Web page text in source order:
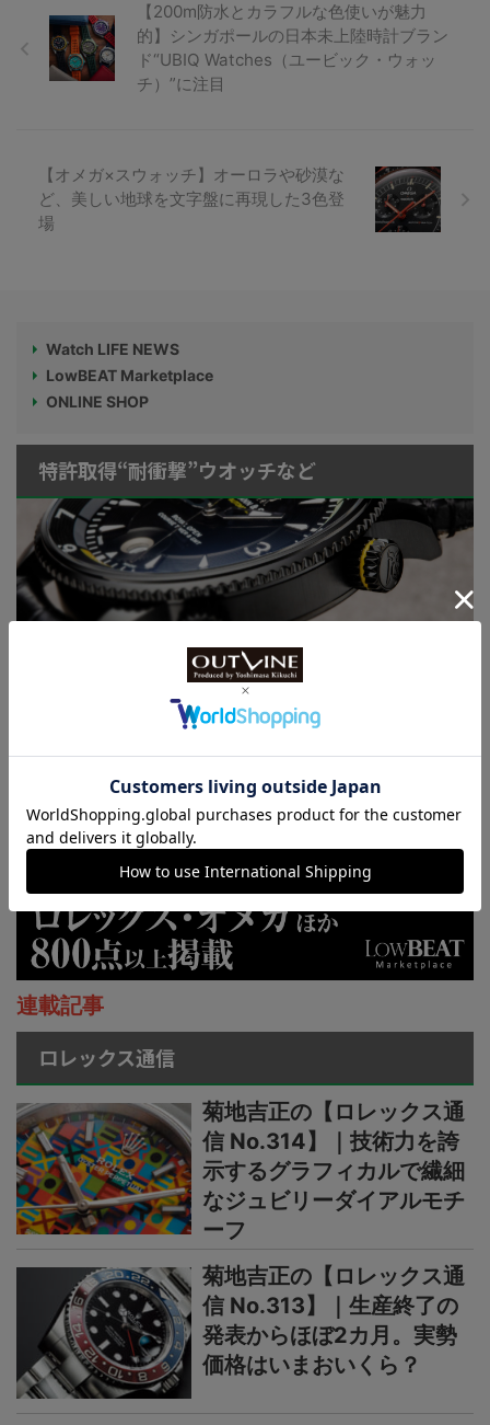
【200m防水とカラフルな色使いが魅力
的】シンガポールの日本未上陸時計ブラン
ド“UBIQ Watches（ユービック・ウォッ
チ）”に注目
【オメガ×スウォッチ】オーロラや砂漠な
ど、美しい地球を文字盤に再現した3色登
場
Watch LIFE NEWS
LowBEAT Marketplace
ONLINE SHOP
特許取得“耐衝撃”ウオッチなど
KUOE：総まとめ
連載記事
ロレックス通信
菊地吉正の【ロレックス通
信 No.314】｜技術力を誇
示するグラフィカルで繊細
なジュビリーダイアルモチ
ーフ
菊地吉正の【ロレックス通
信 No.313】｜生産終了の
発表からほぼ2カ月。実勢
価格はいまおいくら？